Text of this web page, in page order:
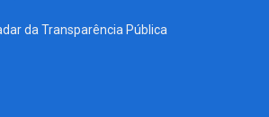
da Transparência Pública